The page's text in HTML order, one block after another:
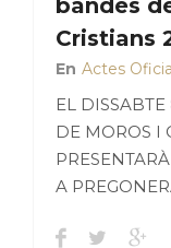
Cristians
En Actes
EL
DE MOROS I
A